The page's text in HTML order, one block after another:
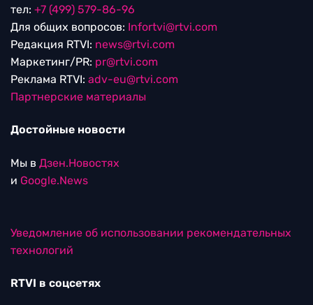
тел: +7 (499) 579-86-96
Для общих вопросов: Infortvi@rtvi.com
Редакция RTVI: news@rtvi.com
Маркетинг/PR: pr@rtvi.com
Реклама RTVI: adv-eu@rtvi.com
Партнерские материалы
Достойные новости
Мы в Дзен.Новостях
и Google.News
Уведомление об использовании рекомендательных
технологий
RTVI в соцсетях